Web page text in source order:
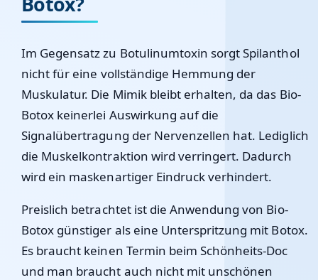
Im Gegensatz zu Botulinumtoxin sorgt Spilanthol
nicht für eine vollständige Hemmung der
Muskulatur. Die Mimik bleibt erhalten, da das Bio-
Botox keinerlei Auswirkung auf die
Signalübertragung der Nervenzellen hat. Lediglich
die Muskelkontraktion wird verringert. Dadurch
wird ein maskenartiger Eindruck verhindert.
Preislich betrachtet ist die Anwendung von Bio-
Botox günstiger als eine Unterspritzung mit Botox.
Es braucht keinen Termin beim Schönheits-Doc
und man braucht auch nicht mit unschönen